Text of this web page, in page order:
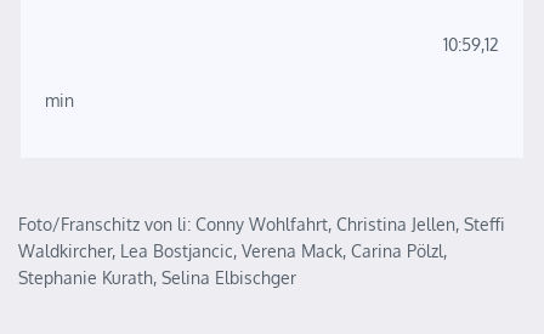
10:59,12
min
Foto/Franschitz von li: Conny Wohlfahrt, Christina Jellen, Steffi
Waldkircher, Lea Bostjancic, Verena Mack, Carina Pölzl,
Stephanie Kurath, Selina Elbischger